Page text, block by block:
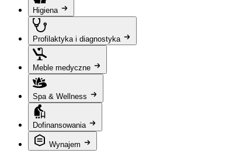
Higiena
Profilaktyka i diagnostyka
Meble medyczne
Spa & Wellness
Dofinansowania
Wynajem